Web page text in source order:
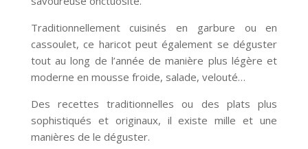
Traditionnellement cuisinés en garbure ou en
cassoulet, ce haricot peut également se déguster
tout au long de l’année de manière plus légère et
moderne en mousse froide, salade, velouté…
Des recettes traditionnelles ou des plats plus
sophistiqués et originaux, il existe mille et une
manières de le déguster.